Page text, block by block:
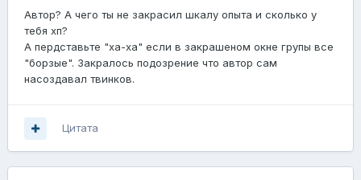
Автор? А чего ты не закрасил шкалу опыта и сколько у
тебя хп?
А пердставьте "ха-ха" если в закрашеном окне групы все
"борзые". Закралось подозрение что автор сам
насоздавал твинков.
Цитата